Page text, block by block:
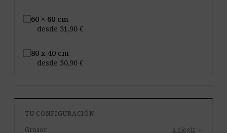
60 × 60 cm
desde 31,90 €
80 x 40 cm
desde 30,90 €
TU CONFIGURACIÓN
Grosor a elegir arrow_forward